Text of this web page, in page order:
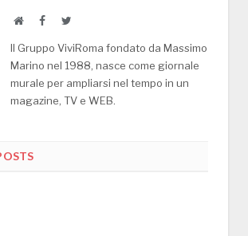
WebsiteFacebookTwitter
Il Gruppo ViviRoma fondato da Massimo
Marino nel 1988, nasce come giornale
murale per ampliarsi nel tempo in un
magazine, TV e WEB.